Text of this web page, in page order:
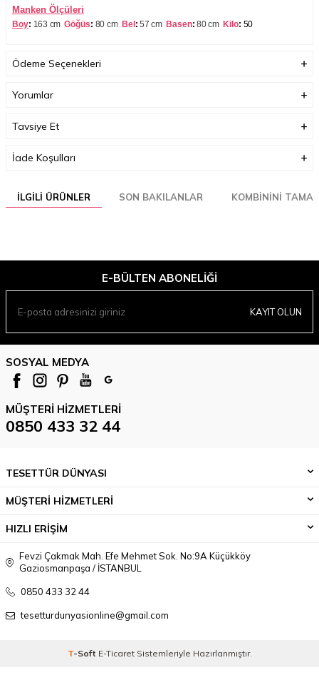
Manken Ölçüleri
Boy: 163 cm Göğüs: 80 cm Bel : 57 cm Basen:80 cm Kilo: 50
Ödeme Seçenekleri
Yorumlar
Tavsiye Et
İade Koşulları
İLGILI ÜRÜNLER SON BAKILANLAR KOMBININI
E-BÜLTEN ABONELIĞI
KAYIT OLUN
SOSYAL MEDYA
MÜŞTERI HIZMETLERI
0850 433 32 44
TESETTÜR DÜNYASI
MÜŞTERİ HİZMETLERİ
HIZLI ERİŞİM
Fevzi Çakmak Mah. Efe Mehmet Sok. No:9A Küçükköy
Gaziosmanpaşa / İSTANBUL
0850 433 32 44
tesetturdunyasionline@gmail.com
T-Soft E-TicaretSistemleriyle Hazırlanmıştır.